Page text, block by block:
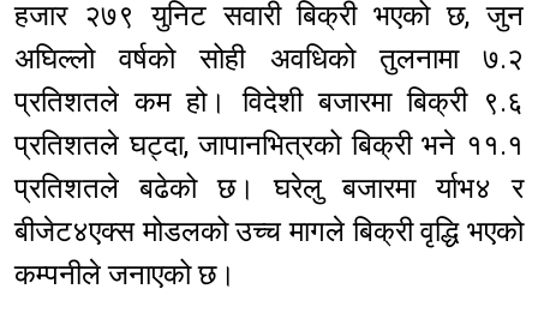
हजार २७९ युनिट सवारी बिक्री भएको छ, जुन
अघिल्लो वर्षको सोही अवधिको तुलनामा ७.२
प्रतिशतले कम हो। विदेशी बजारमा बिक्री ९.६
प्रतिशतले घट्दा, जापानभित्रको बिक्री भने ११.१
प्रतिशतले बढेको छ। घरेलु बजारमा र्याभ४ र
बीजेट४एक्स मोडलको उच्च मागले बिक्री वृद्धि भएको
कम्पनीले जनाएको छ।